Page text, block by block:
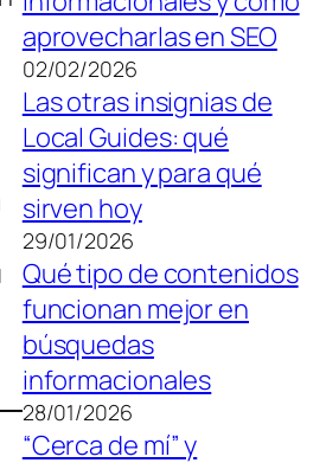
aprovecharlas en SEO
02/02/2026
Las otras insignias de
Local Guides: qué
significan y para qué
sirven hoy
29/01/2026
Qué tipo de contenidos
funcionan mejor en
búsquedas
informacionales
28/01/2026
“Cerca de mí” y